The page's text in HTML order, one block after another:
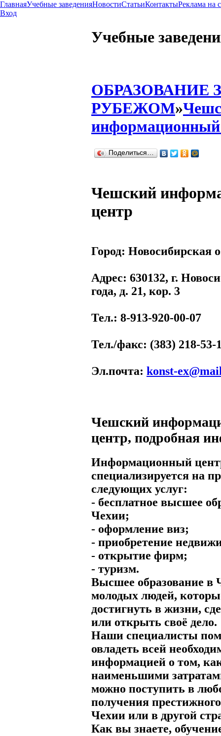
ГлавнаяУчебные заведенияНовостиСтатьиКонтактыРеклама на
Вход
Учебные
ОБРАЗОВАНИЕ
РУБЕЖОМ»
информационный
Поделиться…
Чешский
центр
Город: Новосибирская
Адрес: 630132, г.
года, д. 21, кор. 3
Тел.: 8-913-920-00-07
Тел./факс: (383) 218-53-
Эл.почта: konst-
Чешский
центр, подробная
Информационный
специализируется на
следующих услуг:
- бесплатное высшее
Чехии;
- оформление виз;
- приобретение
- открытие фирм;
- туризм.
Высшее образование в
молодых людей,
достигнуть в жизни,
или открыть своё дело.
Наши специалисты
овладеть всей
информацией о том,
наименьшими
можно поступить в
получения
Чехии или в другой
Как вы знаете,